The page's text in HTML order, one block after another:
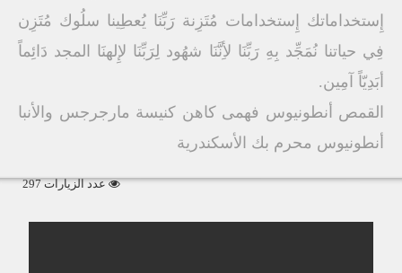
إِستخداماتك إِستخدامات مُتَزِنة رَبِّنَا يُعطِينا سلُوك مُتَزِن
فِي حياتنا نُمَجِّد بِهِ رَبِّنَا لأِنَّنَا شهُود لِرَبِّنَا لإِلهنَا المجد دَائِماً
أبَدِيّاً آمِين.
القمص أنطونيوس فهمى كاهن كنيسة مارجرجس والأنبا
أنطونيوس محرم بك الأسكندرية
عدد الزيارات 297